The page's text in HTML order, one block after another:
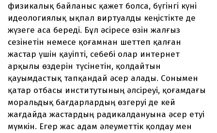
физикалық байланыс қажет болса, бүгінгі күні
идеологиялық ықпал виртуалды кеңістікте де
жүзеге аса береді. Бұл әсіресе өзін жалғыз
сезінетін немесе қоғамнан шеттеп қалған
жастар үшін қауіпті, себебі олар интернет
арқылы өздерін түсінетін, қолдайтын
қауымдастық тапқандай әсер алады. Сонымен
қатар отбасы институтының әлсіреуі, қоғамдағы
моральдық бағдарлардың өзгеруі де кей
жағдайда жастардың радикалдануына әсер етуі
мүмкін. Егер жас адам әлеуметтік қолдау мен